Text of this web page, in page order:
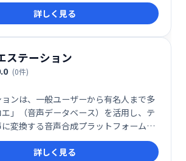
表現を次のレベルへと引き上げます。
詳しく見る
ステーション
(0件)
ンは、一般ユーザーから有名人まで多
」（音声データベース）を活用し、テ
変換する音声合成プラットフォームで
詳しく見る